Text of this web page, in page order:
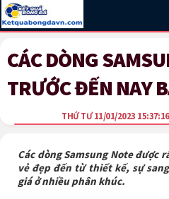
CÁC DÒNG
TRƯỚC ĐẾN NAY
THỨ TƯ 11/01/2023 15:37:16
Các dòng Samsung Note được
vẻ đẹp đến từ thiết kế, sự
giá ở nhiều phân khúc.